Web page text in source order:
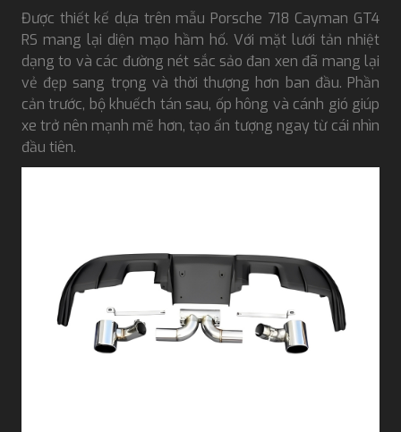
Được thiết kế dựa trên mẫu Porsche 718 Cayman GT4
RS mang lại diện mạo hầm hố. Với mặt lưới tản nhiệt
dạng to và các đường nét sắc sảo đan xen đã mang lại
vẻ đẹp sang trọng và thời thượng hơn ban đầu. Phần
cản trước, bộ khuếch tán sau, ốp hông và cánh gió giúp
xe trở nên mạnh mẽ hơn, tạo ấn tượng ngay từ cái nhìn
đầu tiên.